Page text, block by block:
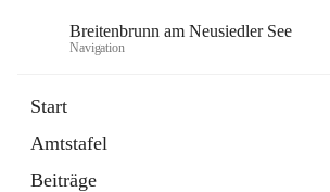
Breitenbrunn am Neusiedler See
Navigation
Start
Amtstafel
Beiträge
18 Schnellzugriffe